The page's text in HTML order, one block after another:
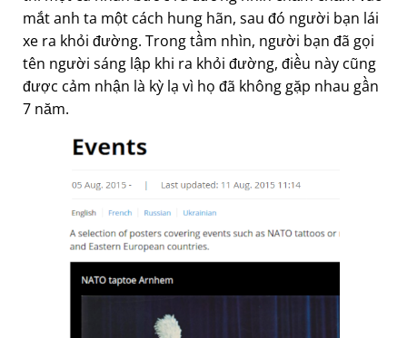
mắt anh ta một cách hung hãn, sau đó người bạn lái
xe ra khỏi đường. Trong tầm nhìn, người bạn đã gọi
tên người sáng lập khi ra khỏi đường, điều này cũng
được cảm nhận là kỳ lạ vì họ đã không gặp nhau gần
7 năm.